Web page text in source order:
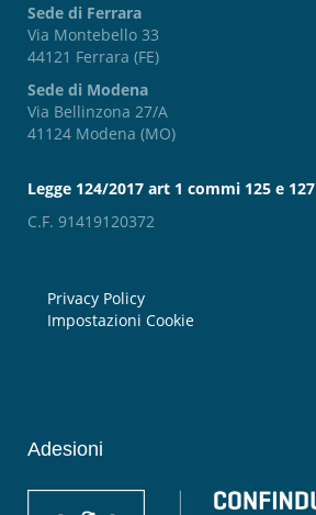
Sede di Ferrara
Via Montebello 33
44121 Ferrara (FE)
Sede di Modena
Via Bellinzona 27/A
41124 Modena (MO)
Legge 124/2017 art 1 commi 125 e 127
C.F. 91419120372
Privacy Policy
Impostazioni Cookie
Adesioni